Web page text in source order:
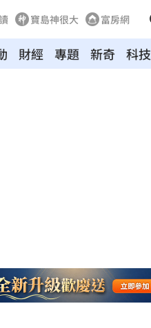
寶島神很大 富房網
財經 專題 新奇 科技